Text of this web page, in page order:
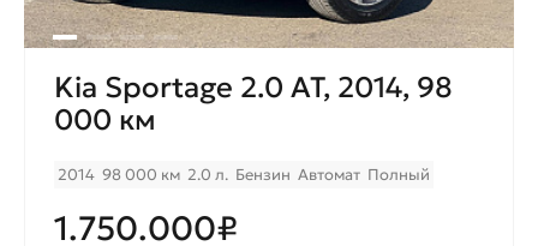
Kia Sportage 2.0 AT, 2014, 98
000 км
2014 98 000 км 2.0 л. Бензин Автомат Полный
1.750.000₽